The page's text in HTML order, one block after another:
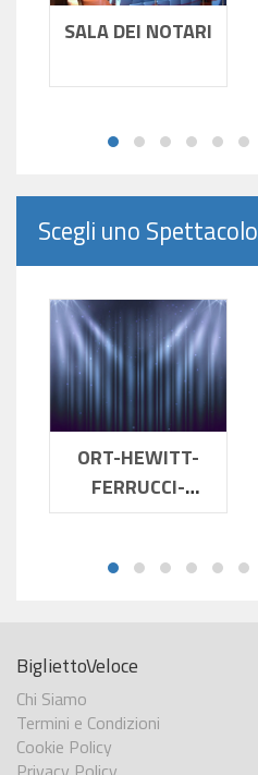
SALA DEI NOTARI
Scegli uno Spettacolo
ORT-HEWITT-
FERRUCCI-
HAMOS
BigliettoVeloce
Chi Siamo
Termini e Condizioni
Cookie Policy